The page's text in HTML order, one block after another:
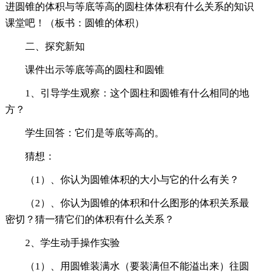
进圆锥的体积与等底等高的圆柱体体积有什么关系的知识
课堂吧！（板书：圆锥的体积）
二、探究新知
课件出示等底等高的圆柱和圆锥
1、引导学生观察：这个圆柱和圆锥有什么相同的地
方？
学生回答：它们是等底等高的。
猜想：
（1）、你认为圆锥体积的大小与它的什么有关？
（2）、你认为圆锥的体积和什么图形的体积关系最
密切？猜一猜它们的体积有什么关系？
2、学生动手操作实验
（1）、用圆锥装满水（要装满但不能溢出来）往圆